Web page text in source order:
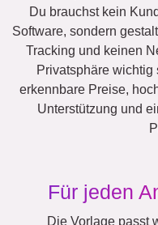
Du brauchst kein
Software, sondern
Tracking und keinen
Privatsphäre wichtig
erkennbare Preise,
Unterstützung und
Für jeden
Die Vorlage passt